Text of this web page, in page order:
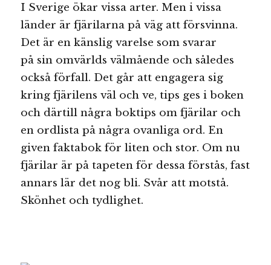
I Sverige ökar vissa arter. Men i vissa
länder är fjärilarna på väg att försvinna.
Det är en känslig varelse som svarar
på sin omvärlds välmående och således
också förfall. Det går att engagera sig
kring fjärilens väl och ve, tips ges i boken
och därtill några boktips om fjärilar och
en ordlista på några ovanliga ord. En
given faktabok för liten och stor. Om nu
fjärilar är på tapeten för dessa förstås, fast
annars lär det nog bli. Svår att motstå.
Skönhet och tydlighet.